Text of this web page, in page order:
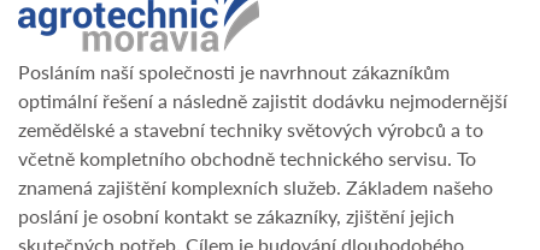
Posláním naší společnosti je navrhnout zákazníkům
optimální řešení a následně zajistit dodávku nejmodernější
zemědělské a stavební techniky světových výrobců a to
včetně kompletního obchodně technického servisu. To
znamená zajištění komplexních služeb. Základem našeho
poslání je osobní kontakt se zákazníky, zjištění jejich
skutečných potřeb. Cílem je budování dlouhodobého